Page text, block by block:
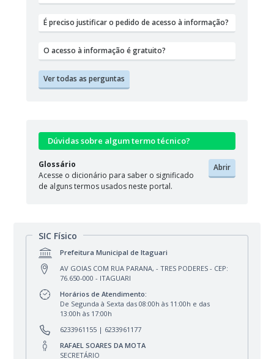
É preciso justificar o pedido de acesso à informação?
O acesso à informação é gratuito?
Ver todas as perguntas
Dúvidas sobre algum termo técnico?
Glossário
Acesse o dicionário para saber o significado
de alguns termos usados neste portal.
Abrir
SIC Físico
Prefeitura Municipal de Itaguari
AV GOIAS COM RUA PARANA, - TRES PODERES - CEP:
76.650-000 - ITAGUARI
Horários de Atendimento:
De Segunda à Sexta das 08:00h às 11:00h e das
13:00h às 17:00h
6233961155 | 6233961177
RAFAEL SOARES DA MOTA
SECRETÁRIO